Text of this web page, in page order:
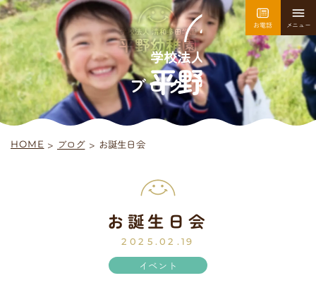
園について 園での生活
平 野 幼 稚
入園案内
お電話 メニュー
ブログ
HOME > ブログ > お誕生日会
お誕生日会
2025.02.19
イベント